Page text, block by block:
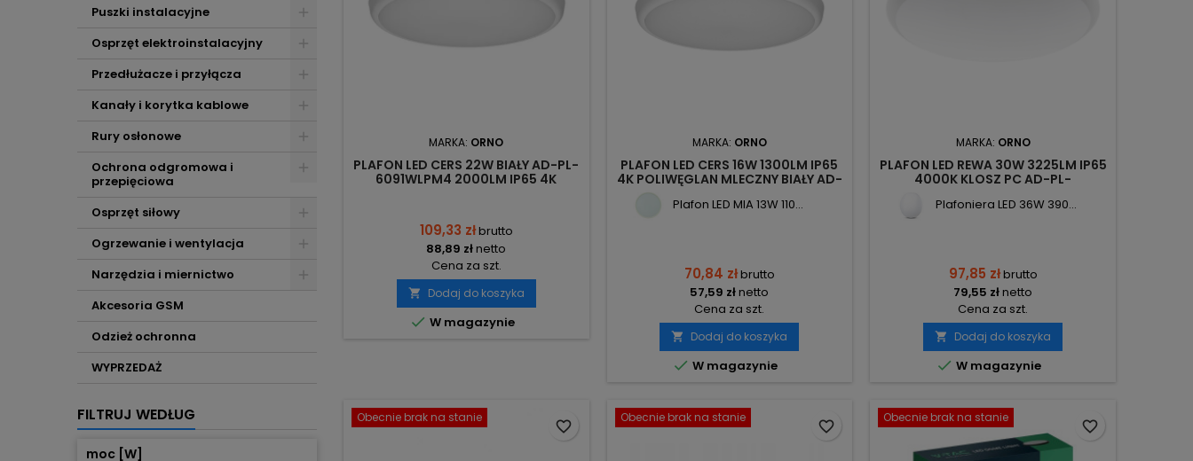
Puszki instalacyjne
Osprzęt elektroinstalacyjny
Przedłużacze i przyłącza
Kanały i korytka kablowe
Rury osłonowe
Ochrona odgromowa i
przepięciowa
Osprzęt siłowy
Ogrzewanie i wentylacja
Narzędzia i miernictwo
Akcesoria GSM
Odzież ochronna
WYPRZEDAŻ
FILTRUJ WEDŁUG
moc [W]
MARKA: ORNO
PLAFON LED CERS 22W BIAŁY AD-PL-
6091WLPM4 2000LM IP65 4K
109,33 złbrutto
88,89 złnetto
Cena za szt.
 Dodaj do koszyka
 W magazynie
MARKA: ORNO
PLAFON LED CERS 16W 1300LM IP65
4K POLIWĘGLAN MLECZNY BIAŁY AD-
Plafon LED MIA 13W 110...
70,84 złbrutto
57,59 złnetto
Cena za szt.
 Dodaj do koszyka
 W magazynie
MARKA: ORNO
PLAFON LED REWA 30W 3225LM IP65
4000K KLOSZ PC AD-PL-
Plafoniera LED 36W 390...
97,85 złbrutto
79,55 złnetto
Cena za szt.
 Dodaj do koszyka
 W magazynie
Obecnie brak na stanie
favorite_border
Obecnie brak na stanie
favorite_border
Obecnie brak na stanie
favorite_border